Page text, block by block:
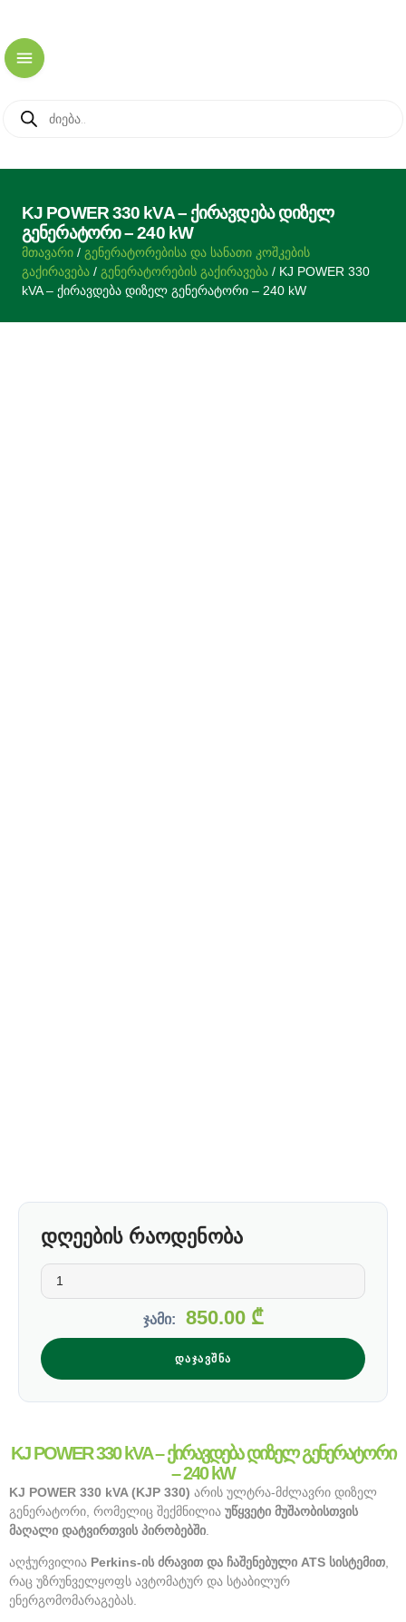
KJ POWER 330 kVA – ქირავდება დიზელ
გენერატორი – 240 kW
მთავარი / გენერატორებისა და სანათი კოშკების
გაქირავება / გენერატორების გაქირავება / KJ POWER 330
kVA – ქირავდება დიზელ გენერატორი – 240 kW
დღეების რაოდენობა
ჯამი: 850.00₾
ᲓᲐᲯᲐᲕᲨᲜᲐ
KJ POWER 330 kVA – ქირავდება დიზელ გენერატორი
– 240 kW
KJ POWER 330 kVA (KJP 330) არის ულტრა-მძლავრი დიზელ
გენერატორი, რომელიც შექმნილია უწყვეტი მუშაობისთვის
მაღალი დატვირთვის პირობებში
აღჭურვილია Perkins-ის ძრავით და ჩაშენებული ATS სისტემით,
რაც უზრუნველყოფს ავტომატურ და სტაბილურ
ენერგომომარაგებას.